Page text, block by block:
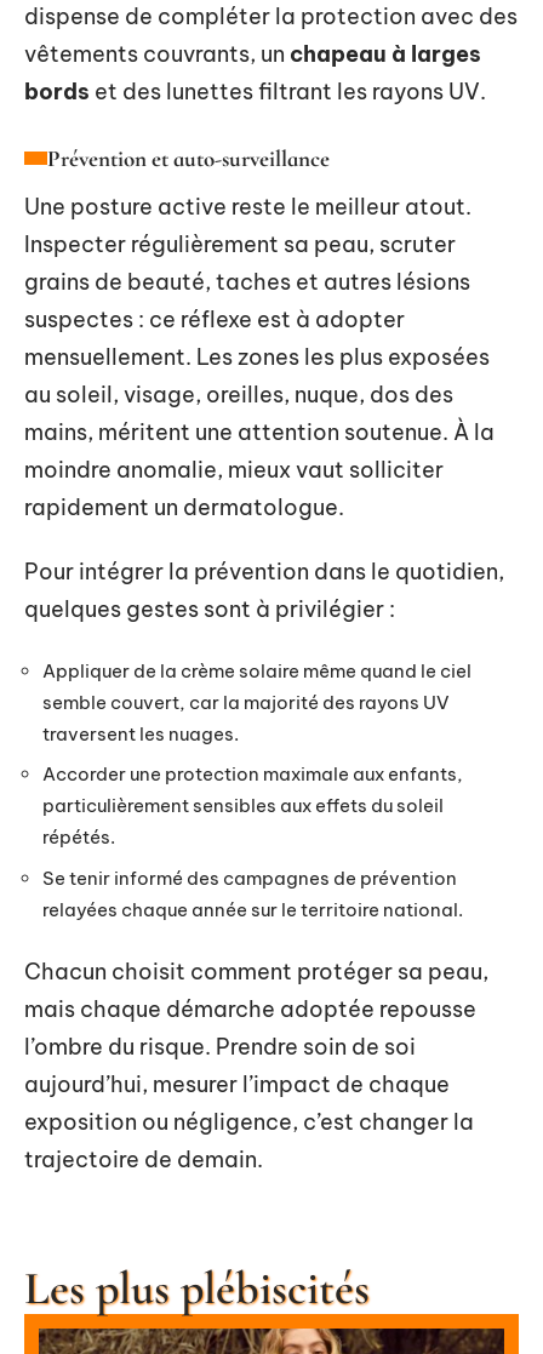
dispense de compléter la protection avec des
vêtements couvrants, un chapeau à larges
bords et des lunettes filtrant les rayons UV.
Prévention et auto-surveillance
Une posture active reste le meilleur atout.
Inspecter régulièrement sa peau, scruter
grains de beauté, taches et autres lésions
suspectes : ce réflexe est à adopter
mensuellement. Les zones les plus exposées
au soleil, visage, oreilles, nuque, dos des
mains, méritent une attention soutenue. À la
moindre anomalie, mieux vaut solliciter
rapidement un dermatologue.
Pour intégrer la prévention dans le quotidien,
quelques gestes sont à privilégier :
Appliquer de la crème solaire même quand le ciel
semble couvert, car la majorité des rayons UV
traversent les nuages.
Accorder une protection maximale aux enfants,
particulièrement sensibles aux effets du soleil
répétés.
Se tenir informé des campagnes de prévention
relayées chaque année sur le territoire national.
Chacun choisit comment protéger sa peau,
mais chaque démarche adoptée repousse
l’ombre du risque. Prendre soin de soi
aujourd’hui, mesurer l’impact de chaque
exposition ou négligence, c’est changer la
trajectoire de demain.
Les plus plébiscités